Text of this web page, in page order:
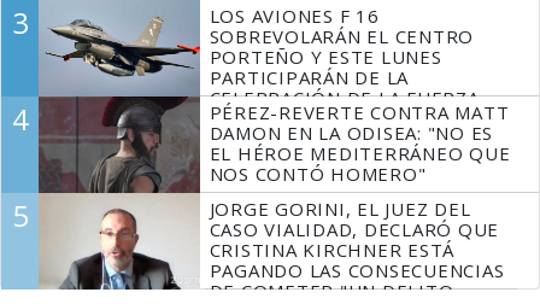
3
LOS AVIONES F 16
SOBREVOLARÁN EL CENTRO
PORTEÑO Y ESTE LUNES
PARTICIPARÁN DE LA
CELEBRACIÓN DE LA FUERZA
AÉREA
4
PÉREZ-REVERTE CONTRA MATT
DAMON EN LA ODISEA: "NO ES
EL HÉROE MEDITERRÁNEO QUE
NOS CONTÓ HOMERO"
5
JORGE GORINI, EL JUEZ DEL
CASO VIALIDAD, DECLARÓ QUE
CRISTINA KIRCHNER ESTÁ
PAGANDO LAS CONSECUENCIAS
DE COMETER "UN DELITO